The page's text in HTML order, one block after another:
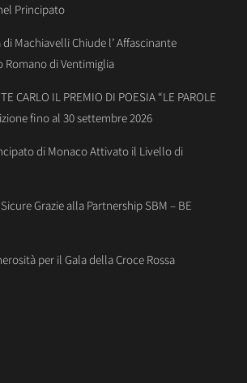
Principato
Machiavelli Chiude l’ Affascinante
Romano di Ventimiglia
CARLO IL PREMIO DI POESIA “LE PAROLE
fino al 30 settembre 2026
di Monaco Attivato il Livello di
Grazie alla Partnership SBM – BE
per il Gala della Croce Rossa